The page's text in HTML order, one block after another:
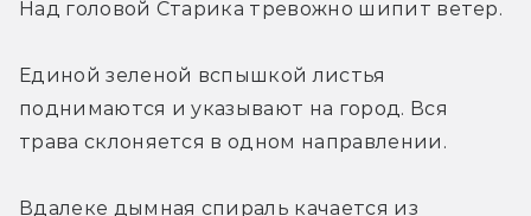
Над головой Старика тревожно шипит ветер.
Единой зеленой вспышкой листья
поднимаются и указывают на город. Вся
трава склоняется в одном направлении.
Вдалеке дымная спираль качается из